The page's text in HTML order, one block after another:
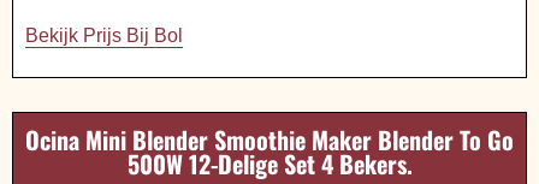
Bekijk Prijs Bij Bol
Ocina Mini Blender Smoothie Maker Blender To Go
500W 12-Delige Set 4 Bekers.